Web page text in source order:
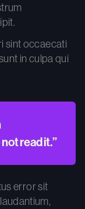
sint occaecati
in culpa qui
read it.”
error sit